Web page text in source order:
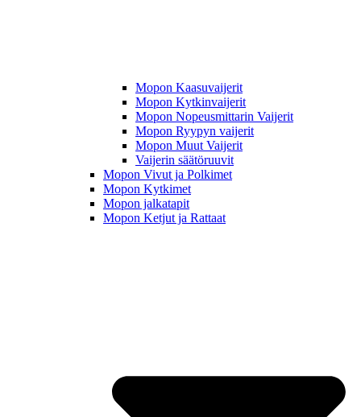
Mopon Kaasuvaijerit
Mopon Kytkinvaijerit
Mopon Nopeusmittarin Vaijerit
Mopon Ryypyn vaijerit
Mopon Muut Vaijerit
Vaijerin säätöruuvit
Mopon Vivut ja Polkimet
Mopon Kytkimet
Mopon jalkatapit
Mopon Ketjut ja Rattaat